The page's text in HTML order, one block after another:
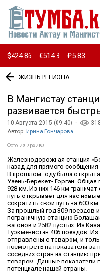
$424.86 · €514.3 · ₽5.83
ЖИЗНЬ РЕГИОНА
В Мангистау
развивается
10 Августа 2015 (09:40) ·
Автор: Ирина Гончарова
Фото из архива.
Железнодорожная станция
назад для прямого
В прошлом году была
Узень-Берекет- Горган.
928 км. Из них 146 км
путь открывает для нас
сократить свой путь на 600
За прошлый год 309 поездов
пограничную станцию
вагонов и 2582 пустых. Из
Туркменистан 406 поездов.
отправлены с товаром, и
посмотреть на показатели за
соседних стран на станцию
товаром. Данные показатели
потенциале нашей страны.